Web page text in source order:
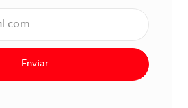
Enviar